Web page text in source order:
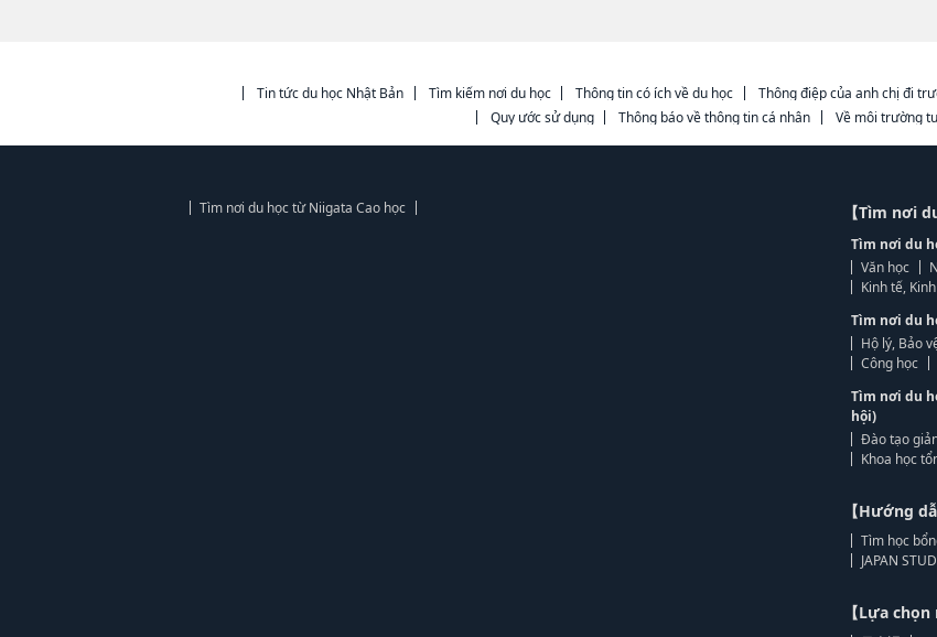
Tin tức du học Nhật Bản Tìm kiếm nơi du học Thông tin có ích về du học Thông điệp của anh chị đi
Quy ước sử dụng
Thông báo về thông tin cá nhân Về môi trường
Tìm nơi du học từ Niigata Cao học 【Tìm nơi
Tìm nơi du
Văn học
Kinh tế,
Tìm nơi du
Hộ lý, Bảo
Công học
Tìm nơi du
hội)
Đào tạo
Khoa học
【Hướng
Tìm học
JAPAN
【Lựa